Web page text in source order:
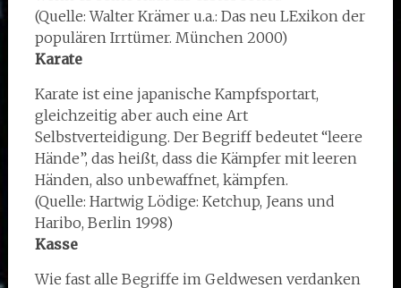
(Quelle: Walter Krämer u.a.: Das neu LExikon der
populären Irrtümer. München 2000)
Karate
Karate ist eine japanische Kampfsportart,
gleichzeitig aber auch eine Art
Selbstverteidigung. Der Begriff bedeutet “leere
Hände”, das heißt, dass die Kämpfer mit leeren
Händen, also unbewaffnet, kämpfen.
(Quelle: Hartwig Lödige: Ketchup, Jeans und
Haribo, Berlin 1998)
Kasse
Wie fast alle Begriffe im Geldwesen verdanken